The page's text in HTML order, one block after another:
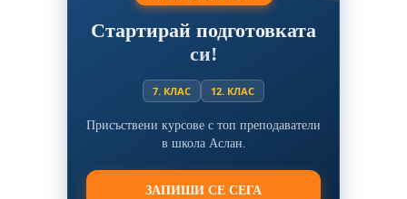
Стартирай подготовката
си!
7. КЛАС 12. КЛАС
Присъствени курсове с топ преподаватели
в школа Аслан.
ЗАПИШИ СЕ СЕГА